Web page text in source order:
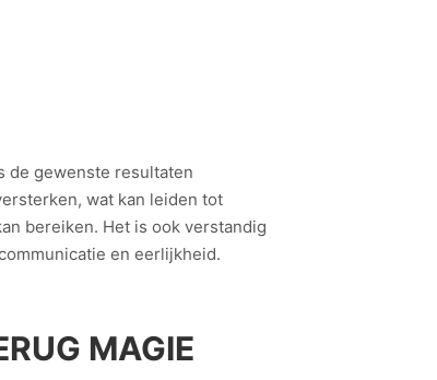
de gewenste resultaten
wat kan leiden tot
bereiken. Het is ook verstandig
en eerlijkheid.
MAGIE